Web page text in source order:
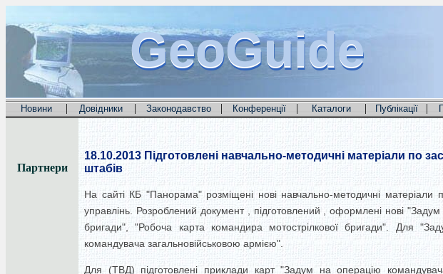
GeoGuide
GeoGuide
GeoGuide
Новини | Довідники | Законодавство | Конференції | Каталоги | Публікації |
Партнери
18.10.2013 Підготовлені навчально-методичні матеріали по
штабів
На сайті КБ "Панорама" розміщені нові навчально-методичні матеріали
управлінь. Розроблений документ , підготовлений , оформлені нові
бригади", "Робоча карта командира мотострілкової бригади". Для
командувача загальновійськовою армією".
Для (ТВД) підготовлені приклади карт "Задум на операцію